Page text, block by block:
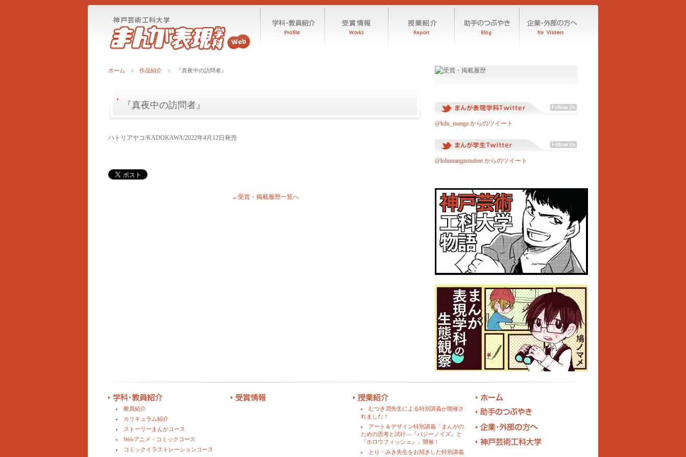
ホーム > 作品紹介 > 『真夜中の訪問者』
『真夜中の訪問者』
ハトリアヤコ/KADOKAWA/2022年4月12日発売
←受賞・掲載履歴一覧へ
@kdu_manga からのツイート
@kdumangastudent からのツイート
教員紹介
カリキュラム紹介
ストーリーまんがコース
Webアニメ・コミックコース
コミックイラストレーションコース
むつき潤先生による特別講義が開催さ
れました！
アート＆デザイン特別講義「まんがの
ための思考と試行―『バジーノイズ』と
『ホロウフィッシュ』」開催！
とり・みき先生をお招きした特別講義